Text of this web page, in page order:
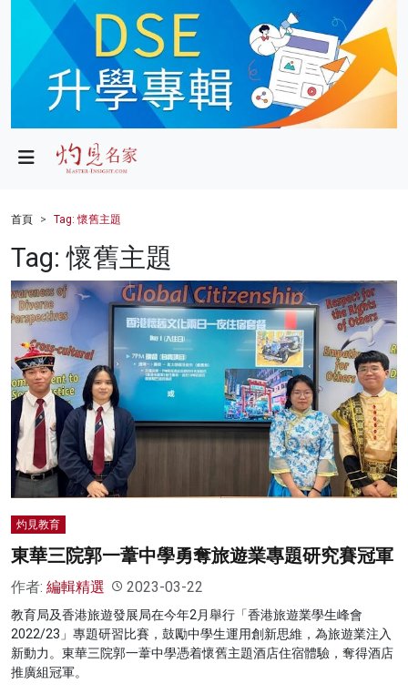
政局
財經
健康
商業
科技
影片
名家榜
灼見活動
首頁 Tag: 懷舊主題
Tag: 懷舊主題
灼見教育
東華三院郭一葦中學勇奪旅遊業專題研究賽冠軍
作者: 編輯精選 2023-03-22
教育局及香港旅遊發展局在今年2月舉行「香港旅遊業學生峰會
2022/23」專題研習比賽，鼓勵中學生運用創新思維，為旅遊業注入
新動力。東華三院郭一葦中學憑着懷舊主題酒店住宿體驗，奪得酒店
推廣組冠軍。